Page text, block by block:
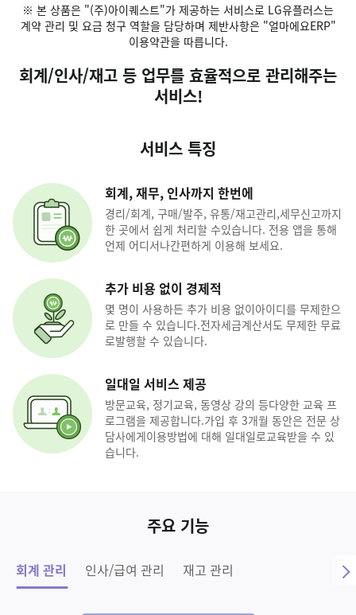
※ 본 상품은 "(주)아이퀘스트"가 제공하는 서비스로 LG유플러스는
계약 관리 및 요금 청구 역할을 담당하며 제반사항은 "얼마에요ERP"
이용약관을 따릅니다.
회계/인사/재고 등 업무를 효율적으로 관리해주는
서비스!
서비스 특징
회계, 재무, 인사까지 한번에
경리/회계, 구매/발주, 유통/재고관리,세무신고까지
한 곳에서 쉽게 처리할 수있습니다. 전용 앱을 통해
언제 어디서나간편하게 이용해 보세요.
추가 비용 없이 경제적
몇 명이 사용하든 추가 비용 없이아이디를 무제한으
로 만들 수 있습니다.전자세금계산서도 무제한 무료
로발행할 수 있습니다.
일대일 서비스 제공
방문교육, 정기교육, 동영상 강의 등다양한 교육 프
로그램을 제공합니다.가입 후 3개월 동안은 전문 상
담사에게이용방법에 대해 일대일로 교육받을 수 있
습니다.
주요 기능
회계 관리 인사/급여 관리 재고 관리